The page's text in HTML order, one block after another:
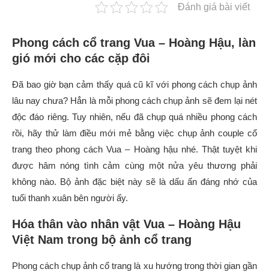
Đánh giá bài viết
Phong cách cổ trang Vua – Hoàng Hậu, làn
gió mới cho các cặp đôi
Đã bao giờ bạn cảm thấy quá cũ kĩ với phong cách chụp ảnh
lâu nay chưa? Hẳn là mỗi phong cách chụp ảnh sẽ đem lại nét
độc đáo riêng. Tuy nhiên, nếu đã chụp quá nhiều phong cách
rồi, hãy thử làm điều mới mẻ bằng việc chụp ảnh couple cổ
trang theo phong cách Vua – Hoàng hậu nhé. Thật tuyệt khi
được hâm nóng tình cảm cùng một nửa yêu thương phải
không nào. Bộ ảnh đặc biệt này sẽ là dấu ấn đáng nhớ của
tuổi thanh xuân bên người ấy.
Hóa thân vào nhân vật Vua – Hoàng Hậu
Việt Nam trong bộ ảnh cổ trang
Phong cách chụp ảnh cổ trang là xu hướng trong thời gian gần